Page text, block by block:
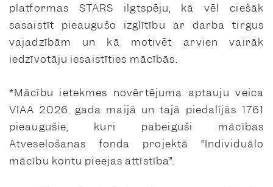
platformas STARS ilgtspēju, kā vēl ciešāk
sasaistīt pieaugušo izglītību ar darba tirgus
vajadzībām un kā motivēt arvien vairāk
iedzīvotāju iesaistīties mācībās.
*Mācību ietekmes novērtējuma aptauju veica
VIAA 2026. gada maijā un tajā piedalījās 1761
pieaugušie, kuri pabeiguši mācības
Atveseļošanas fonda projektā “Individuālo
mācību kontu pieejas attīstība”.